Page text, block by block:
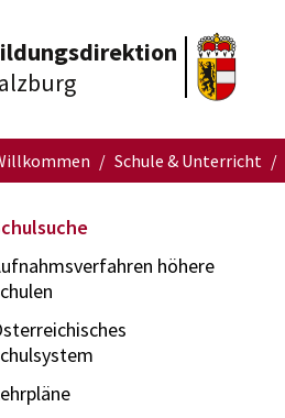
Schule & Unterricht
höhere
Nationaler